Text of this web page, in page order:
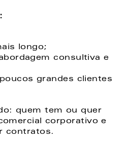
longo;
consultiva e
grandes clientes
quem tem ou quer
corporativo e
contratos.